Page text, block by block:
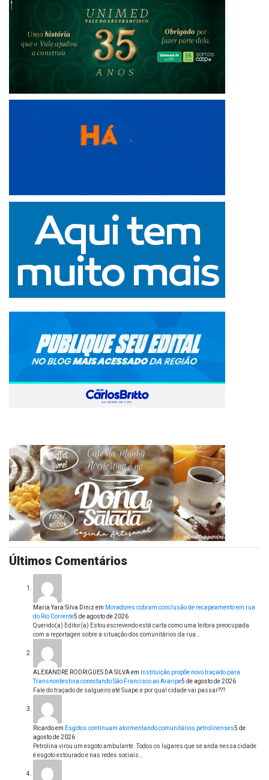
Últimos Comentários
Maria Yara Silva Diniz em Moradores cobram conclusão de recapeamento em rua
do Rio Corrente5 de agosto de 2026
Querido(a) Editor(a) Estou escrevendo está carta como uma leitora preocupada
com a reportagen sobre a situação dos comunitários da rua…
ALEXANDRE RODRIGUES DA SILVAem
Instituição propõe novo traçado para
Transnordestina conectando São Francisco ao Araripe5 de agosto de 2026
Fale do traçado de salgueiro até Suape.e por qual cidade vai passar???
Ricardoem Esgotos continuam atormentando comunitários petrolinenses5 de
agosto de 2026
Petrolina virou um esgoto ambulante. Todos os lugares que se anda nessa cidade
é esgoto estourado e nas redes sociais…